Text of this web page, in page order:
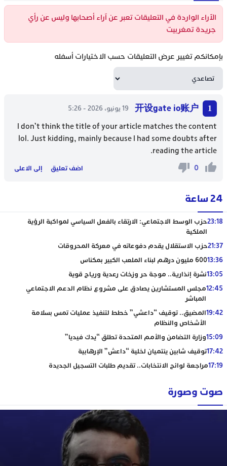
الآراء الواردة في التعليقات تعبر عن آراء أصحابها وليس عن رأي
جريدة تمغربيت
بإمكانكم تغيير عرض التعليقات حسب الاختيارات أسفله
开设gate io账户 19 يونيو، 2026 - 5:26
I don’t think the title of your article matches the content
lol. Just kidding, mainly because I had some doubts after
reading the article.
0 اضف تعليق إلى الاعلى
24 ساعة
23:18حزب الوسط الاجتماعي: الارتقاء بالفعل السياسي لمواكبة الرؤية
الملكية
21:37حزب الاستقلال يقدم دفوعاته في معركة المحروقات
13:36600 مليون درهم لبناء الملعب الكبير بمكناس
13:05نشرة إنذارية.. موجة حر وزخات رعدية ورياح قوية
12:45مجلس المستشارين يصادق على مشروع نظام الدعم الاجتماعي
المباشر
19:42المضيق.. توقيف “داعشي” خطط لتنفيذ عمليات تمس بسلامة
الأشخاص والنظام
15:09وزارة التضامن والأمم المتحدة تطلق “يدك فيديا”
17:42توقيف شابين ينتميان لخلية “داعش” الإرهابية
17:19مراجعة لوائح الانتخابات.. تقديم طلبات التسجيل الجديدة
صوت وصورة